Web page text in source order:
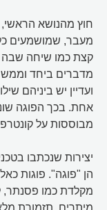
חוץ מהנושא הראשי,
מעבר, שמושמעים כל
קצת כמו שיחה שבה
מדברים ביחד וממש
ועדיין יש ביניהם
אחת. בכך הפוגה
מבוססות על
יצירות שנכתבו
הן "פוגה". פוגות
מקלדת כמו פסנתר,
מיתרים, תזמורת